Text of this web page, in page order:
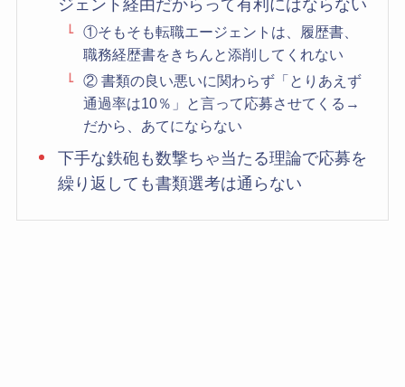
ジェント経由だからって有利にはならない
①そもそも転職エージェントは、履歴書、
職務経歴書をきちんと添削してくれない
② 書類の良い悪いに関わらず「とりあえず
通過率は10％」と言って応募させてくる→
だから、あてにならない
下手な鉄砲も数撃ちゃ当たる理論で応募を
繰り返しても書類選考は通らない